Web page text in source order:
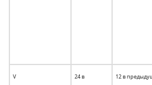
V
24 в
12 в